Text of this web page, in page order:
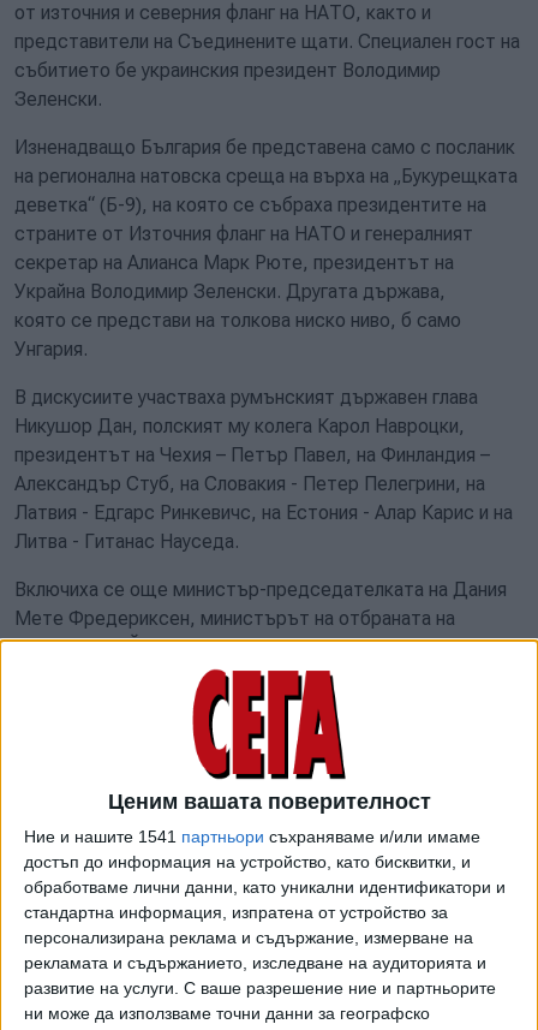
Ценим вашата поверителност
Ние и нашите 1541 партньори съхраняваме и/или имаме
достъп до информация на устройство, като бисквитки, и
обработваме лични данни, като уникални идентификатори и
стандартна информация, изпратена от устройство за
персонализирана реклама и съдържание, измерване на
рекламата и съдържанието, изследване на аудиторията и
развитие на услуги. С ваше разрешение ние и партньорите
ни може да използваме точни данни за географско
от източния и северния фланг на НАТО, както и
представители на Съединените щати. Специален гост на
събитието бе украинския президент Володимир
Зеленски.
Изненадващо България бе представена само с посланик
на регионална натовска среща на върха на „Букурещката
деветка“ (Б-9), на която се събраха президентите на
страните от Източния фланг на НАТО и генералният
секретар на Алианса Марк Рюте, президентът на
Украйна Володимир Зеленски. Другата държава,
която се представи на толкова ниско ниво, б само
Унгария.
В дискусиите участваха румънският държавен глава
Никушор Дан, полският му колега Карол Навроцки,
президентът на Чехия – Петър Павел, на Финландия –
Александър Стуб, на Словакия - Петер Пелегрини, на
Латвия - Едгарс Ринкевичс, на Естония - Алар Карис и на
Литва - Гитанас Науседа.
Включиха се още министър-председателката на Дания
Мете Фредериксен, министърът на отбраната на
Швеция Пол Йонсон, министърът на външните работи на
Норвегия Еспен Барт Ейде и постоянният секретар в
кабинета на министър-председателя на Исландия
Съединените щати бяха представени от американския
зам. държавен секретар по контрола над въоръженията
и международната сигурност Томас Динано, България -
от постоянния представител на страната ни в НАТО
Николай Милков, а Унгария - от посланика в Румъния
Каталин Кишне.
До момента няма никакво обяснение защо България се
представляваше на такова ниско ниво. Няма обяснение